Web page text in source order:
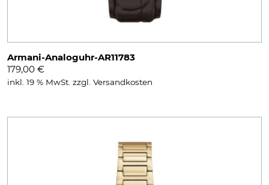
Armani-Analoguhr-AR11783
179,00 €
inkl. 19 % MwSt. zzgl. Versandkosten